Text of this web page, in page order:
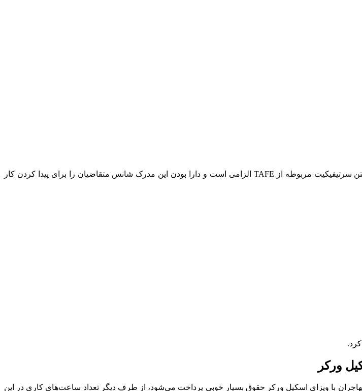
اما تأثیر داشتن این مدرک برای مهاجرت چیست؟ باید بگوییم که برای ورود به برخی شغل‌ها داشتن سرتیفیکیت مربوطه از TAFE الزامی است و دارا بودن این مدرک شانس متقاضیان را برای پیدا کردن کار
ورکر
با ویزای اسکیل ورکر حقوق بسیار خوبی پرداخت می‌شود، از طرف دیگر تعداد ساعت‌های کاری در این